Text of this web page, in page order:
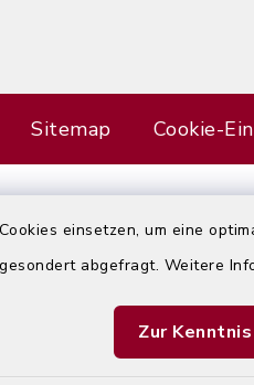
einsetzen, um eine
abgefragt. Weitere
Zur
Sitemap Cookie-
Failed to load